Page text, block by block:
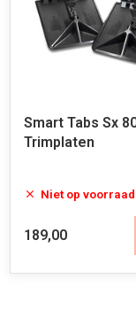
Smart Tabs Sx
Trimplaten
Niet op voorraad
189,00